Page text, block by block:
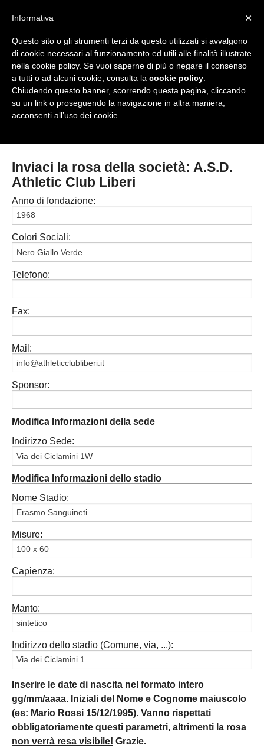
Top Menu
HOME
Accedi / Registrati
PROVINCE
CHIAVARI
GENOVA
IMPERIA
LA SPEZIA
SAVONA
Carica la tua Rosa
Campionati e Risultati:
REGIONALI
Inviaci la rosa della società: A.S.D.
Athletic Club Liberi
Anno di fondazione:
Colori Sociali:
Telefono:
Fax:
Mail:
Sponsor:
Modifica Informazioni della sede
Indirizzo Sede:
Modifica Informazioni dello stadio
Nome Stadio:
Misure:
Capienza:
Manto:
Indirizzo dello stadio (Comune, via, ...):
Inserire le date di nascita nel formato intero
gg/mm/aaaa. Iniziali del Nome e Cognome maiuscolo
(es: Mario Rossi 15/12/1995). Vanno rispettati
obbligatoriamente questi parametri, altrimenti la rosa
non verrà resa visibile! Grazie.
×
Informativa
Questo sito o gli strumenti terzi da questo utilizzati si avvalgono
di cookie necessari al funzionamento ed utili alle finalità illustrate
nella cookie policy. Se vuoi saperne di più o negare il consenso
a tutti o ad alcuni cookie, consulta la cookie policy
Chiudendo questo banner, scorrendo questa pagina, cliccando
su un link o proseguendo la navigazione in altra maniera,
acconsenti all’uso dei cookie.